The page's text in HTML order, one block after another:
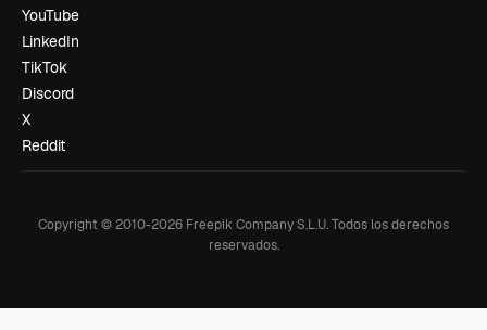
YouTube
LinkedIn
TikTok
Discord
X
Reddit
Copyright © 2010-2026 Freepik Company S.L.U.Todos los derechos
reservados.